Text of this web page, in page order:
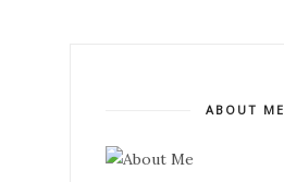
ABOUT ME